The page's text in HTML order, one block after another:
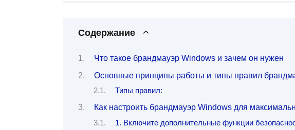
Содержание
Что такое брандмауэр Windows и зачем он нужен
Основные принципы работы и типы правил
Типы правил:
Как настроить брандмауэр Windows для
1. Включите дополнительные функции